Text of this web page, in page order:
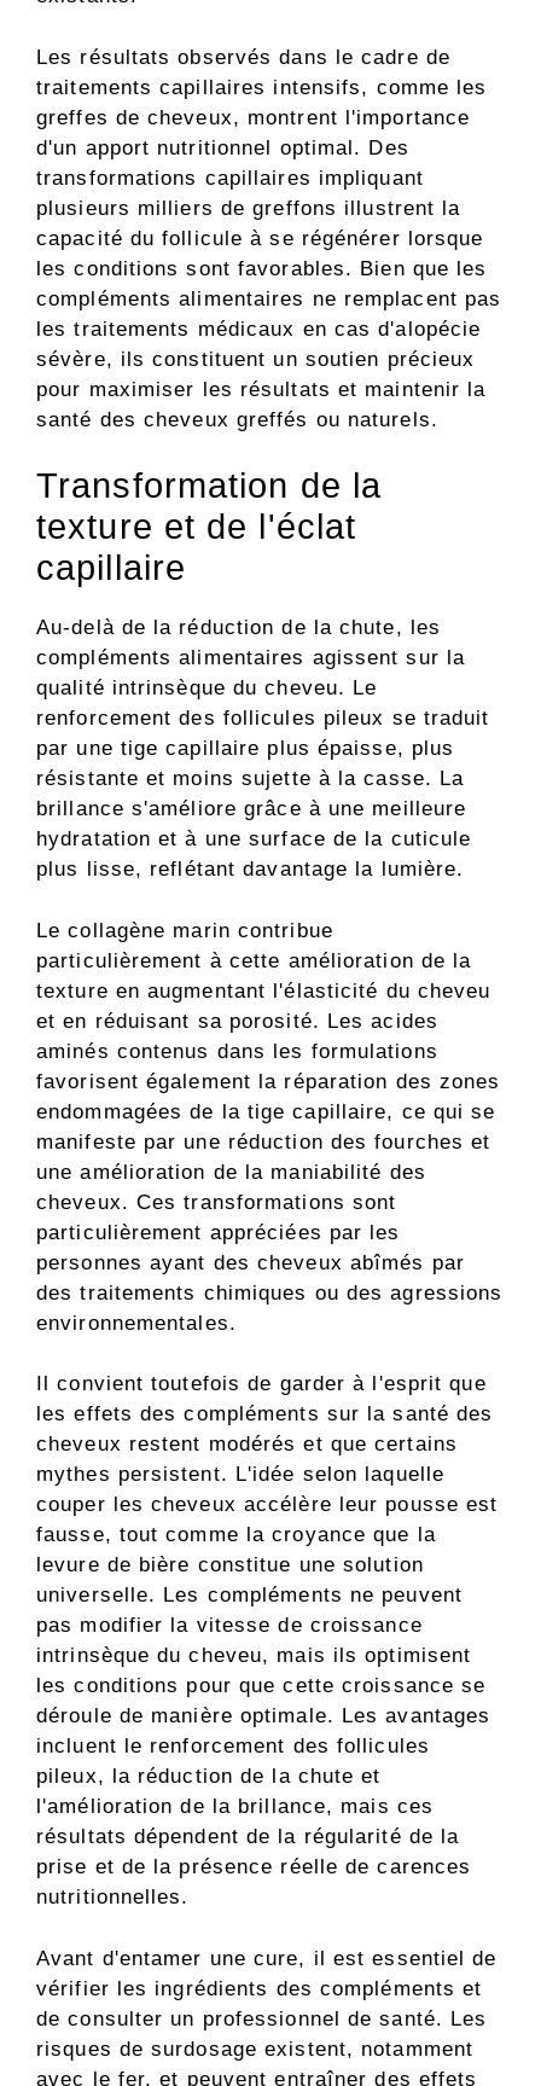
Les résultats observés dans le cadre de
traitements capillaires intensifs, comme les
greffes de cheveux, montrent l'importance
d'un apport nutritionnel optimal. Des
transformations capillaires impliquant
plusieurs milliers de greffons illustrent la
capacité du follicule à se régénérer lorsque
les conditions sont favorables. Bien que les
compléments alimentaires ne remplacent pas
les traitements médicaux en cas d'alopécie
sévère, ils constituent un soutien précieux
pour maximiser les résultats et maintenir la
santé des cheveux greffés ou naturels.
Transformation de la
texture et de l'éclat
capillaire
Au-delà de la réduction de la chute, les
compléments alimentaires agissent sur la
qualité intrinsèque du cheveu. Le
renforcement des follicules pileux se traduit
par une tige capillaire plus épaisse, plus
résistante et moins sujette à la casse. La
brillance s'améliore grâce à une meilleure
hydratation et à une surface de la cuticule
plus lisse, reflétant davantage la lumière.
Le collagène marin contribue
particulièrement à cette amélioration de la
texture en augmentant l'élasticité du cheveu
et en réduisant sa porosité. Les acides
aminés contenus dans les formulations
favorisent également la réparation des zones
endommagées de la tige capillaire, ce qui se
manifeste par une réduction des fourches et
une amélioration de la maniabilité des
cheveux. Ces transformations sont
particulièrement appréciées par les
personnes ayant des cheveux abîmés par
des traitements chimiques ou des agressions
environnementales.
Il convient toutefois de garder à l'esprit que
les effets des compléments sur la santé des
cheveux restent modérés et que certains
mythes persistent. L'idée selon laquelle
couper les cheveux accélère leur pousse est
fausse, tout comme la croyance que la
levure de bière constitue une solution
universelle. Les compléments ne peuvent
pas modifier la vitesse de croissance
intrinsèque du cheveu, mais ils optimisent
les conditions pour que cette croissance se
déroule de manière optimale. Les avantages
incluent le renforcement des follicules
pileux, la réduction de la chute et
l'amélioration de la brillance, mais ces
résultats dépendent de la régularité de la
prise et de la présence réelle de carences
nutritionnelles.
Avant d'entamer une cure, il est essentiel de
vérifier les ingrédients des compléments et
de consulter un professionnel de santé. Les
risques de surdosage existent, notamment
avec le fer, et peuvent entraîner des effets